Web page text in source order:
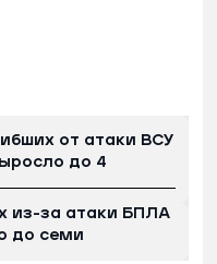
от атаки ВСУ
до 4
из-за атаки БПЛА
до семи